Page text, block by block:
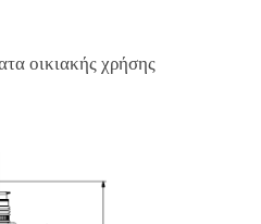
οικιακής χρήσης